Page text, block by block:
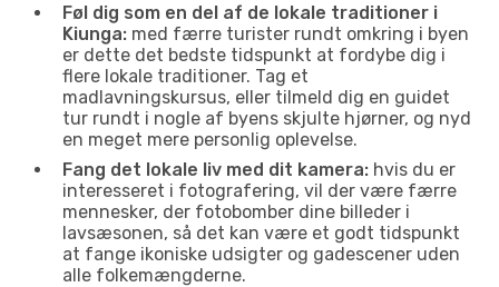
Føl dig som en del af de lokale traditioner i
Kiunga: med færre turister rundt omkring i byen
er dette det bedste tidspunkt at fordybe dig i
flere lokale traditioner. Tag et
madlavningskursus, eller tilmeld dig en guidet
tur rundt i nogle af byens skjulte hjørner, og nyd
en meget mere personlig oplevelse.
Fang det lokale liv med dit kamera: hvis du er
interesseret i fotografering, vil der være færre
mennesker, der fotobomber dine billeder i
lavsæsonen, så det kan være et godt tidspunkt
at fange ikoniske udsigter og gadescener uden
alle folkemængderne.